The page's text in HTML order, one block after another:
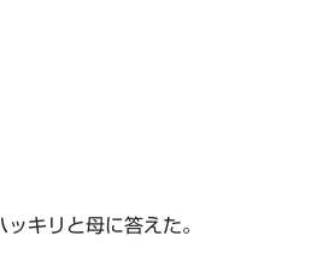
キリと母に答えた。